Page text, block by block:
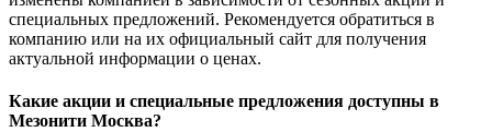
специальных предложений. Рекомендуется обратиться в
компанию или на их официальный сайт для получения
актуальной информации о ценах.
Какие акции и специальные предложения доступны в
Мезонити Москва?